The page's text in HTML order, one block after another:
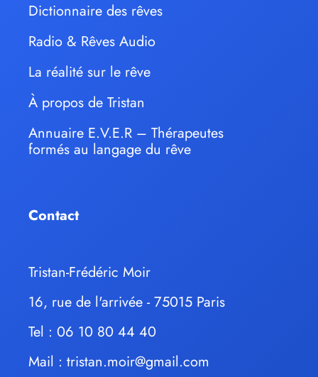
Dictionnaire des rêves
Radio & Rêves Audio
La réalité sur le rêve
À propos de Tristan
Annuaire E.V.E.R – Thérapeutes
formés au langage du rêve
Contact
Tristan-Frédéric Moir
16, rue de l'arrivée - 75015 Paris
Tel : 06 10 80 44 40
Mail : tristan.moir@gmail.com